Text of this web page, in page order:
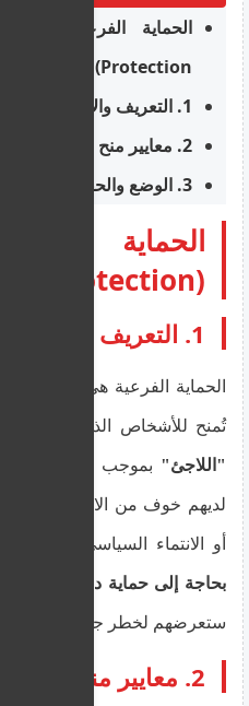
Protection)
1. التعريف والأساس القانوني
2. معايير منح الحماية الفرعية
3. الوضع والحقوق المترتبة عليها
الحماية الفرعية
(Subsidiary Protection)
1. التعريف والأساس القانوني
الحماية الفرعية هي شكل من
تُمنح للأشخاص الذين لا
"اللاجئ"
لديهم خوف من الاضطهاد على
أو الانتماء السياسي وما إلى
بحاجة إلى حماية دولية
ستعرضهم لخطر جسيم.
2. معايير منح الحماية الفرعية